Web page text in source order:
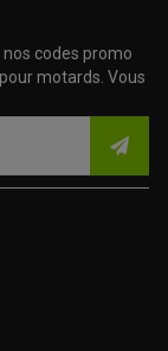
codes promo
motards. Vous